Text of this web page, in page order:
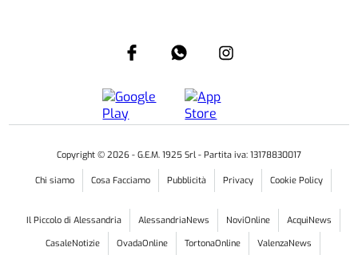
Copyright © 2026 - G.E.M. 1925 Srl - Partita iva: 13178830017
Chi siamo Cosa Facciamo Pubblicità Privacy Cookie Policy
Il Piccolo di Alessandria AlessandriaNews NoviOnline
AcquiNews
CasaleNotizie
OvadaOnline TortonaOnline ValenzaNews